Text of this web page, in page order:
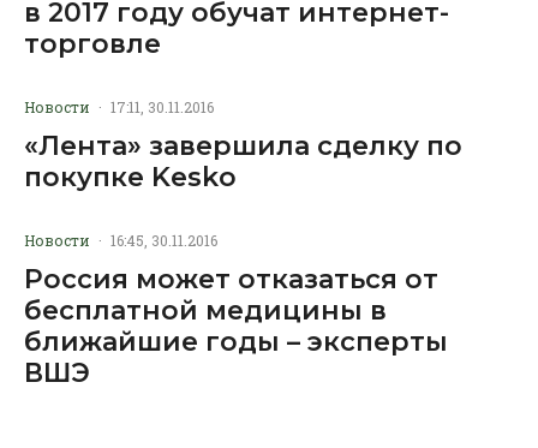
в 2017 году обучат интернет-
торговле
Новости · 17:11, 30.11.2016
«Лента» завершила сделку по
покупке Kesko
Новости · 16:45, 30.11.2016
Россия может отказаться от
бесплатной медицины в
ближайшие годы – эксперты
ВШЭ